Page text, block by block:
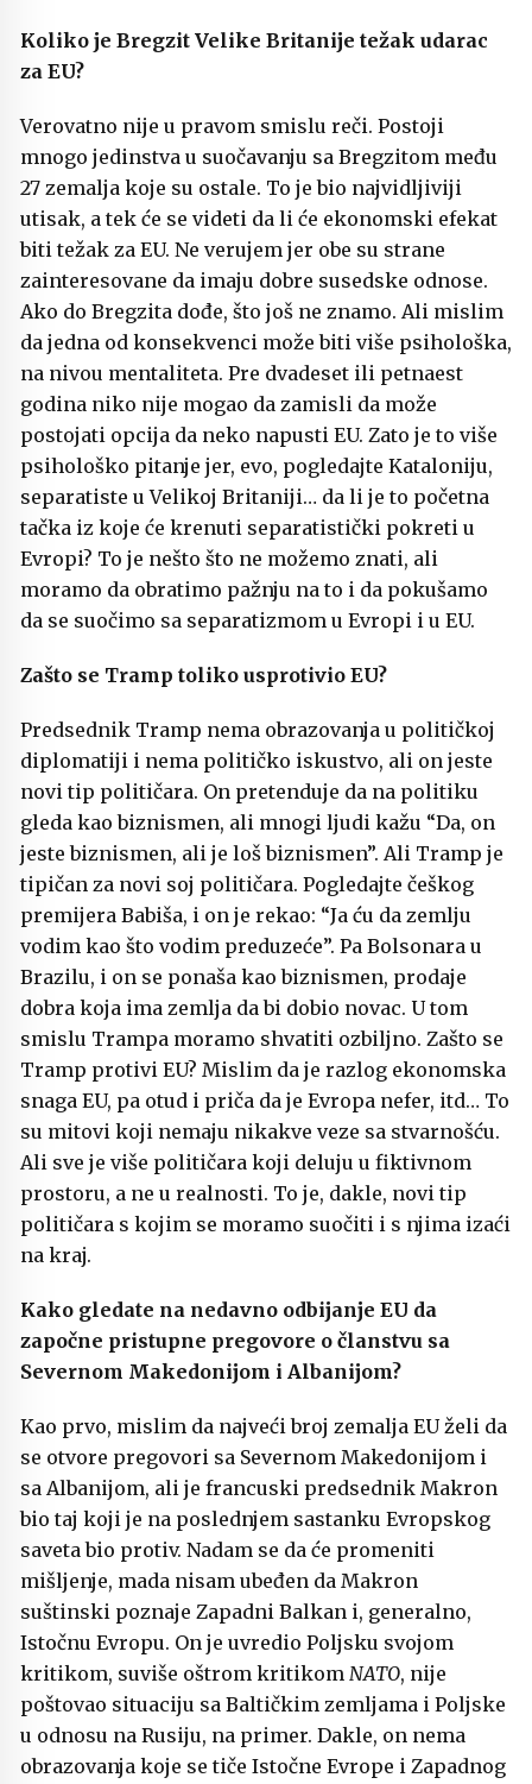
Koliko je Bregzit Velike Britanije težak udarac
za EU?
Verovatno nije u pravom smislu reči. Postoji
mnogo jedinstva u suočavanju sa Bregzitom među
27 zemalja koje su ostale. To je bio najvidljiviji
utisak, a tek će se videti da li će ekonomski efekat
biti težak za EU. Ne verujem jer obe su strane
zainteresovane da imaju dobre susedske odnose.
Ako do Bregzita dođe, što još ne znamo. Ali mislim
da jedna od konsekvenci može biti više psihološka,
na nivou mentaliteta. Pre dvadeset ili petnaest
godina niko nije mogao da zamisli da može
postojati opcija da neko napusti EU. Zato je to više
psihološko pitanje jer, evo, pogledajte Kataloniju,
separatiste u Velikoj Britaniji… da li je to početna
tačka iz koje će krenuti separatistički pokreti u
Evropi? To je nešto što ne možemo znati, ali
moramo da obratimo pažnju na to i da pokušamo
da se suočimo sa separatizmom u Evropi i u EU.
Zašto se Tramp toliko usprotivio EU?
Predsednik Tramp nema obrazovanja u političkoj
diplomatiji i nema političko iskustvo, ali on jeste
novi tip političara. On pretenduje da na politiku
gleda kao biznismen, ali mnogi ljudi kažu “Da, on
jeste biznismen, ali je loš biznismen”. Ali Tramp je
tipičan za novi soj političara. Pogledajte češkog
premijera Babiša, i on je rekao: “Ja ću da zemlju
vodim kao što vodim preduzeće”. Pa Bolsonara u
Brazilu, i on se ponaša kao biznismen, prodaje
dobra koja ima zemlja da bi dobio novac. U tom
smislu Trampa moramo shvatiti ozbiljno. Zašto se
Tramp protivi EU? Mislim da je razlog ekonomska
snaga EU, pa otud i priča da je Evropa nefer, itd… To
su mitovi koji nemaju nikakve veze sa stvarnošću.
Ali sve je više političara koji deluju u fiktivnom
prostoru, a ne u realnosti. To je, dakle, novi tip
političara s kojim se moramo suočiti i s njima izaći
na kraj.
Kako gledate na nedavno odbijanje EU da
započne pristupne pregovore o članstvu sa
Severnom Makedonijom i Albanijom?
Kao prvo, mislim da najveći broj zemalja EU želi da
se otvore pregovori sa Severnom Makedonijom i
sa Albanijom, ali je francuski predsednik Makron
bio taj koji je na poslednjem sastanku Evropskog
saveta bio protiv. Nadam se da će promeniti
mišljenje, mada nisam ubeđen da Makron
suštinski poznaje Zapadni Balkan i, generalno,
Istočnu Evropu. On je uvredio Poljsku svojom
kritikom, suviše oštrom kritikom NATO, nije
poštovao situaciju sa Baltičkim zemljama i Poljske
u odnosu na Rusiju, na primer. Dakle, on nema
obrazovanja koje se tiče Istočne Evrope i Zapadnog